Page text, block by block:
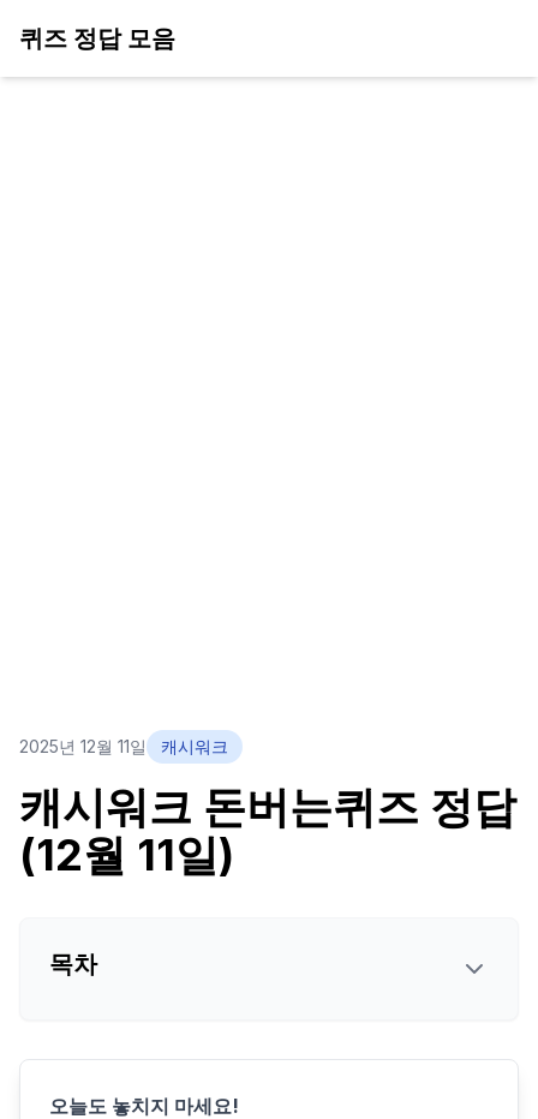
퀴즈 정답 모음
2025년 12월 11일 캐시워크
캐시워크 돈버는퀴즈 정답
(12월 11일)
목차
오늘도 놓치지 마세요!